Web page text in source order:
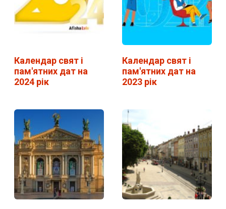
Календар свят і
пам'ятних дат на
2024 рік
Календар свят і
пам'ятних дат на
2023 рік